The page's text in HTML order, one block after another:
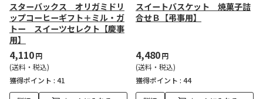
スターバックス オリガミドリ
ップコーヒーギフト＋ミル・ガ
トー スイーツセレクト【慶事
用】
4,110円
(送料・税込)
獲得ポイント : 41
スイートバスケット 焼菓子詰
合せＢ【弔事用】
4,480円
(送料・税込)
獲得ポイント : 44